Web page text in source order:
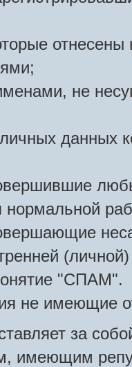
не
данных
нормальной
"СПАМ".
не имеющие
за
имеющим